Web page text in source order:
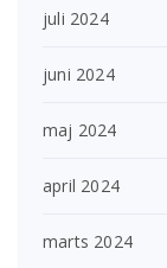
juli 2024
juni 2024
maj 2024
april 2024
marts 2024